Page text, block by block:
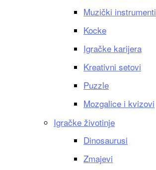
Muzički instrumenti
Kocke
Igračke karijera
Kreativni setovi
Puzzle
Mozgalice i kvizovi
Igračke životinje
Dinosaurusi
Zmajevi